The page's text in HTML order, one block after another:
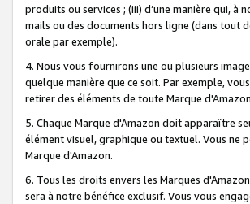
produits ou services ; (iii) d’une manière qui,
mails ou des documents hors ligne (dans tout
orale par exemple).
4. Nous vous fournirons une ou plusieurs
quelque manière que ce soit. Par exemple,
retirer des éléments de toute Marque
5. Chaque Marque d'Amazon doit apparaître
élément visuel, graphique ou textuel. Vous ne
Marque d'Amazon.
6. Tous les droits envers les Marques
sera à notre bénéfice exclusif. Vous vous